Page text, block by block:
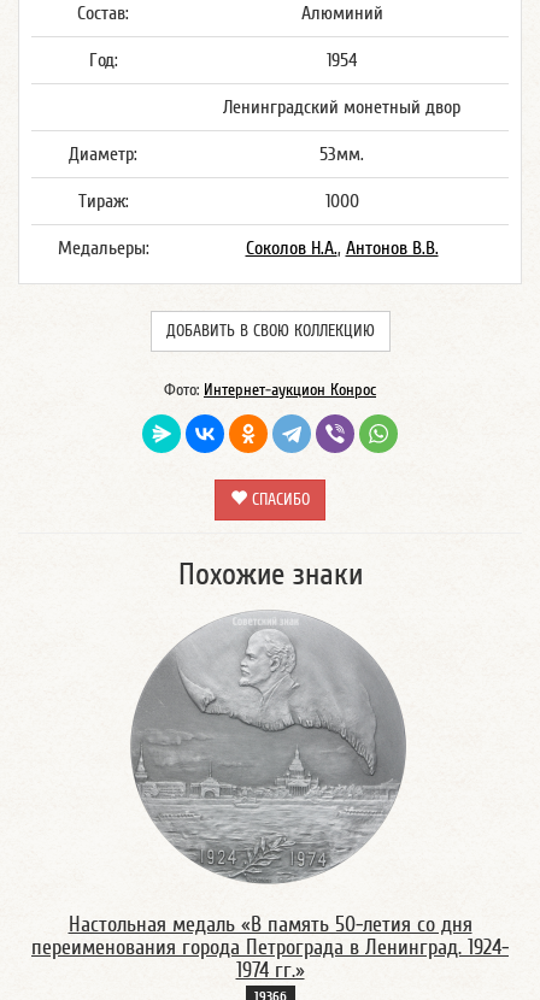
Состав: Алюминий
Год: 1954
Ленинградский монетный двор
Диаметр: 53мм.
Тираж: 1000
Медальеры: Соколов Н.А., Антонов В.В.
ДОБАВИТЬ В СВОЮ КОЛЛЕКЦИЮ
Фото: Интернет-аукцион Конрос
СПАСИБО
Похожие знаки
Настольная медаль «В память 50-летия со дня
переименования города Петрограда в Ленинград. 1924-
1974 гг.»
1936б